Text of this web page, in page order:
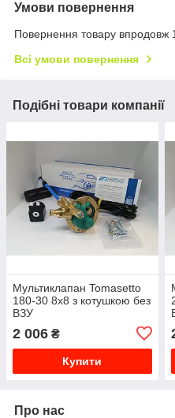
Умови повернення
Повернення товару впродовж
Всі умови повернення
Подібні товари компанії
Мультиклапан Tomasetto
180-30 8х8 з котушкою без
ВЗУ
2 006 ₴
Купити
Про нас